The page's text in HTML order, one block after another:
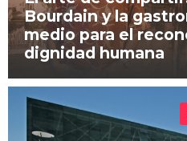
Bourdain y la
medio para el
dignidad humana